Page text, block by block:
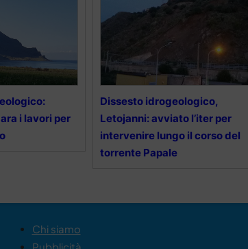
i lavori per
Dissesto idrogeologico,
Letojanni: avviato l’iter per
intervenire lungo il corso del
torrente Papale
Chi siamo